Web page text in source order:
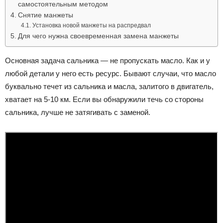
самостоятельным методом
Снятие манжеты
Установка новой манжеты на распредвал
Для чего нужна своевременная замена манжеты
Основная задача сальника — не пропускать масло. Как и у
любой детали у него есть ресурс. Бывают случаи, что масло
буквально течет из сальника и масла, залитого в двигатель,
хватает на 5-10 км. Если вы обнаружили течь со стороны
сальника, лучше не затягивать с заменой.